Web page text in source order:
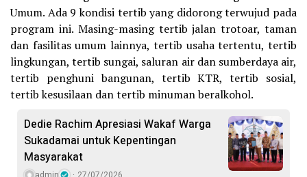
Umum. Ada 9 kondisi tertib yang didorong terwujud pada
program ini. Masing-masing tertib jalan trotoar, taman
dan fasilitas umum lainnya, tertib usaha tertentu, tertib
lingkungan, tertib sungai, saluran air dan sumberdaya air,
tertib penghuni bangunan, tertib KTR, tertib sosial,
tertib kesusilaan dan tertib minuman beralkohol.
Dedie Rachim Apresiasi Wakaf Warga
Sukadamai untuk Kepentingan
Masyarakat